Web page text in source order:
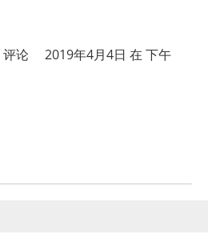
评论
2019年4月4日 在 下午